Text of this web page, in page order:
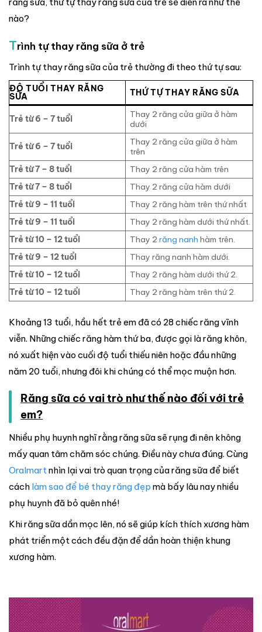
răng sữa, thứ tự thay răng sữa của trẻ sẽ diễn ra như thế
nào?
Trình tự thay răng sữa ở trẻ
Trình tự thay răng sữa của trẻ thường đi theo thứ tự sau:
ĐỘ TUỔI THAY RĂNG
SỮA THỨ TỰ THAY RĂNG SỮA
Trẻ từ 6 – 7 tuổi
Thay 2 răng cửa giữa ở hàm
dưới
Trẻ từ 6 – 7 tuổi
Thay 2 răng cửa giữa ở hàm
trên
Trẻ từ 7 – 8 tuổi
Thay 2 răng cửa hàm trên
Trẻ từ 7 – 8 tuổi
Thay 2 răng cửa hàm dưới
Trẻ từ 9 – 11 tuổi
Thay 2 răng hàm trên thứ nhất
Trẻ từ 9 – 11 tuổi
Thay 2 răng hàm dưới thứ nhất.
Trẻ từ 10 – 12 tuổi
Thay 2 răng nanh hàm trên.
Trẻ từ 9 – 12 tuổi
Thay răng nanh hàm dưới.
Trẻ từ 10 – 12 tuổi
Thay 2 răng hàm dưới thứ 2.
Trẻ từ 10 – 12 tuổi
Thay 2 răng hàm trên thứ 2.
Khoảng 13 tuổi, hầu hết trẻ em đã có 28 chiếc răng vĩnh
viễn. Những chiếc răng hàm thứ ba, được gọi là răng khôn,
nó xuất hiện vào cuối độ tuổi thiếu niên hoặc đầu những
năm 20 tuổi, nhưng đôi khi chúng có thể mọc muộn hơn.
Răng sữa có vai trò như thế nào đối với trẻ
em?
Nhiều phụ huynh nghĩ rằng răng sữa sẽ rụng đi nên không
mấy quan tâm chăm sóc chúng. Điều này chưa đúng. Cùng
Oralmartnhìn lại vai trò quan trọng của răng sữa để biết
cách làm sao để bé thay răng đẹp mà bấy lâu nay nhiều
phụ huynh đã bỏ quên nhé!
Khi răng sữa dần mọc lên, nó sẽ giúp kích thích xương hàm
phát triển một cách đều đặn để dần hoàn thiện khung
xương hàm.